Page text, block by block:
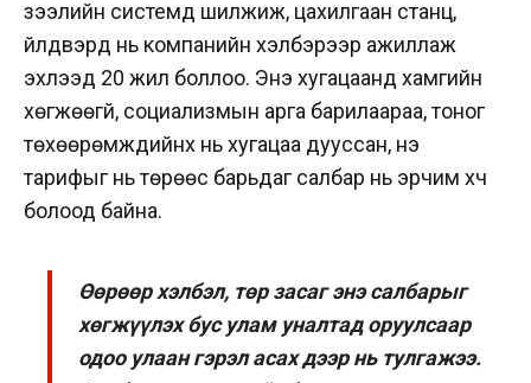
зээлийн системд шилжиж, цахилгаан станц,
үйлдвэрүүд нь компанийн хэлбэрээр ажиллаж
эхлээд 20 жил боллоо. Энэ хугацаанд хамгийн
хөгжөөгүй, социализмын арга барилаараа, тоног
төхөөрөмжүүдийнх нь хугацаа дууссан, үнэ
тарифыг нь төрөөс барьдаг салбар нь эрчим хүч
болоод байна.
Өөрөөр хэлбэл, төр засаг энэ салбарыг
хөгжүүлэх бус улам уналтад оруулсаар
одоо улаан гэрэл асах дээр нь тулгажээ.